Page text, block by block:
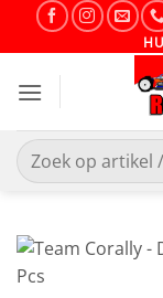
Zoeken
naar: